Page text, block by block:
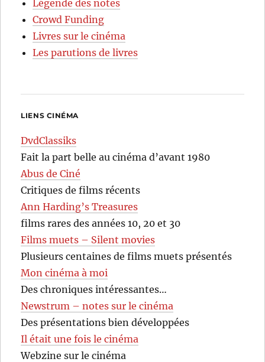
Légende des notes
Crowd Funding
Livres sur le cinéma
Les parutions de livres
LIENS CINÉMA
DvdClassiks
Fait la part belle au cinéma d’avant 1980
Abus de Ciné
Critiques de films récents
Ann Harding’s Treasures
films rares des années 10, 20 et 30
Films muets – Silent movies
Plusieurs centaines de films muets présentés
Mon cinéma à moi
Des chroniques intéressantes…
Newstrum – notes sur le cinéma
Des présentations bien développées
Il était une fois le cinéma
Webzine sur le cinéma